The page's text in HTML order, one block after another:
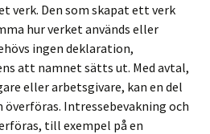
verk. Den som skapat ett verk
hur verket används eller
ingen deklaration,
att namnet sätts ut. Med avtal,
eller arbetsgivare, kan en del
Intressebevakning och
till exempel på en